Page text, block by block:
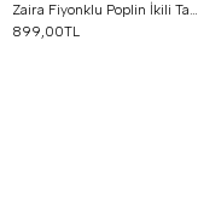
Zaira Fiyonklu Poplin İkili Takım Mürdüm
899,00TL